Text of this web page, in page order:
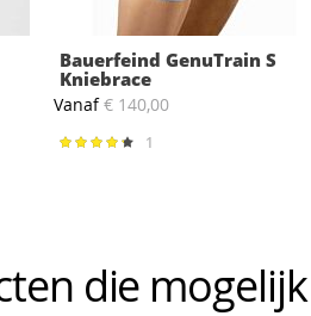
Bauerfeind GenuTrain S
Kniebrace
Vanaf € 140,00
Waardering:1
die